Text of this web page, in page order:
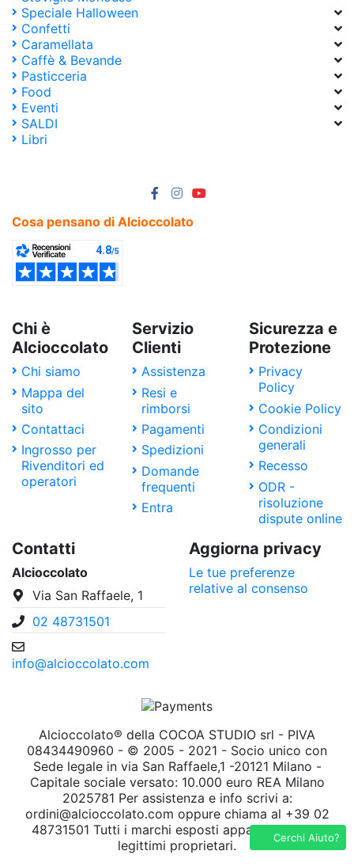
Categorie
Bar Gelateria
Eventi
Food
Pasticceria
SALDI
Speciale Halloween
Confetti
Caramellata
Caffè & Bevande
Pasticceria
Food
Eventi
SALDI
Libri
Cosa pensano di Alcioccolato
Chi è
Alcioccolato
Chi siamo
Mappa del
sito
Contattaci
Ingrosso per
Rivenditori ed
operatori
Servizio
Clienti
Assistenza
Resi e
rimborsi
Pagamenti
Spedizioni
Domande
frequenti
Entra
Sicurezza e
Protezione
Privacy
Policy
Cookie Policy
Condizioni
generali
Recesso
ODR -
risoluzione
dispute online
Contatti
Alcioccolato
Via San Raffaele, 1
02 48731501
info@alcioccolato.com
Aggiorna privacy
Le tue preferenze
relative al consenso
Alcioccolato® della COCOA STUDIO srl - PIVA
08434490960 - © 2005 - 2021 - Socio unico con
Sede legale in via San Raffaele,1 -20121 Milano -
Capitale sociale versato: 10.000 euro REA Milano
2025781 Per assistenza e info scrivi a:
ordini@alcioccolato.com oppure chiama al +39 02
48731501 Tutti i marchi esposti appartengono ai
legittimi proprietari.
Cerchi Aiuto?